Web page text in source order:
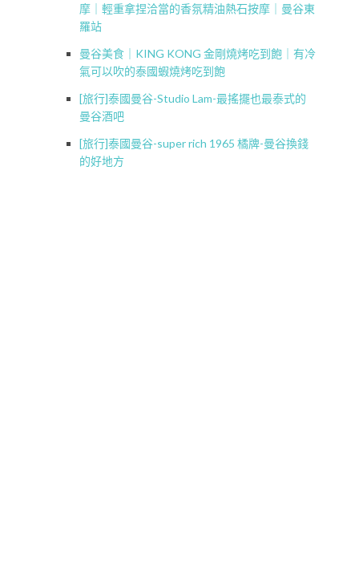
摩｜輕重拿捏洽當的香氛精油熱石按摩｜曼谷東
羅站
曼谷美食｜KING KONG 金剛燒烤吃到飽｜有冷
氣可以吹的泰國蝦燒烤吃到飽
[旅行]泰國曼谷-Studio Lam-最搖擺也最泰式的
曼谷酒吧
[旅行]泰國曼谷-super rich 1965 橘牌-曼谷換錢
的好地方